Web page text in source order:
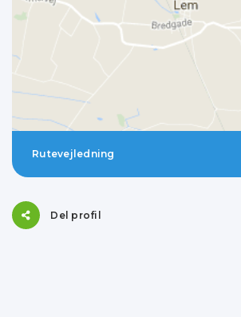
Rutevejledning
Del profil